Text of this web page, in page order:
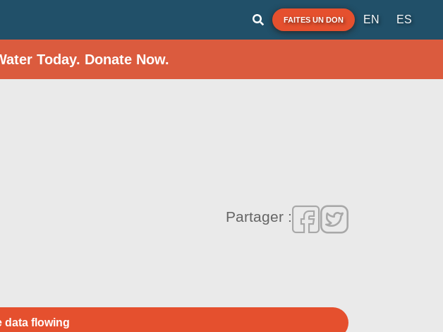
FAITES UN DON EN ES
Today. Donate Now.
Partager :
data flowing